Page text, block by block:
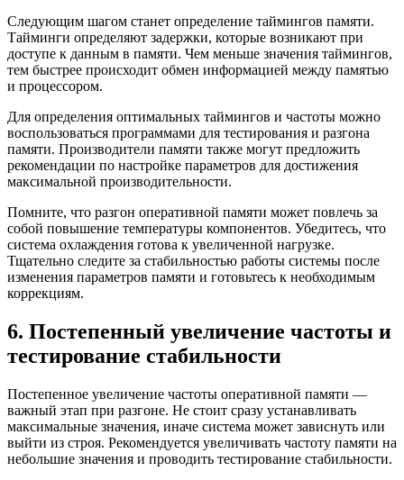
Следующим шагом станет определение таймингов памяти.
Тайминги определяют задержки, которые возникают при
доступе к данным в памяти. Чем меньше значения таймингов,
тем быстрее происходит обмен информацией между памятью
и процессором.
Для определения оптимальных таймингов и частоты можно
воспользоваться программами для тестирования и разгона
памяти. Производители памяти также могут предложить
рекомендации по настройке параметров для достижения
максимальной производительности.
Помните, что разгон оперативной памяти может повлечь за
собой повышение температуры компонентов. Убедитесь, что
система охлаждения готова к увеличенной нагрузке.
Тщательно следите за стабильностью работы системы после
изменения параметров памяти и готовьтесь к необходимым
коррекциям.
6. Постепенный увеличение частоты и
тестирование стабильности
Постепенное увеличение частоты оперативной памяти —
важный этап при разгоне. Не стоит сразу устанавливать
максимальные значения, иначе система может зависнуть или
выйти из строя. Рекомендуется увеличивать частоту памяти на
небольшие значения и проводить тестирование стабильности.